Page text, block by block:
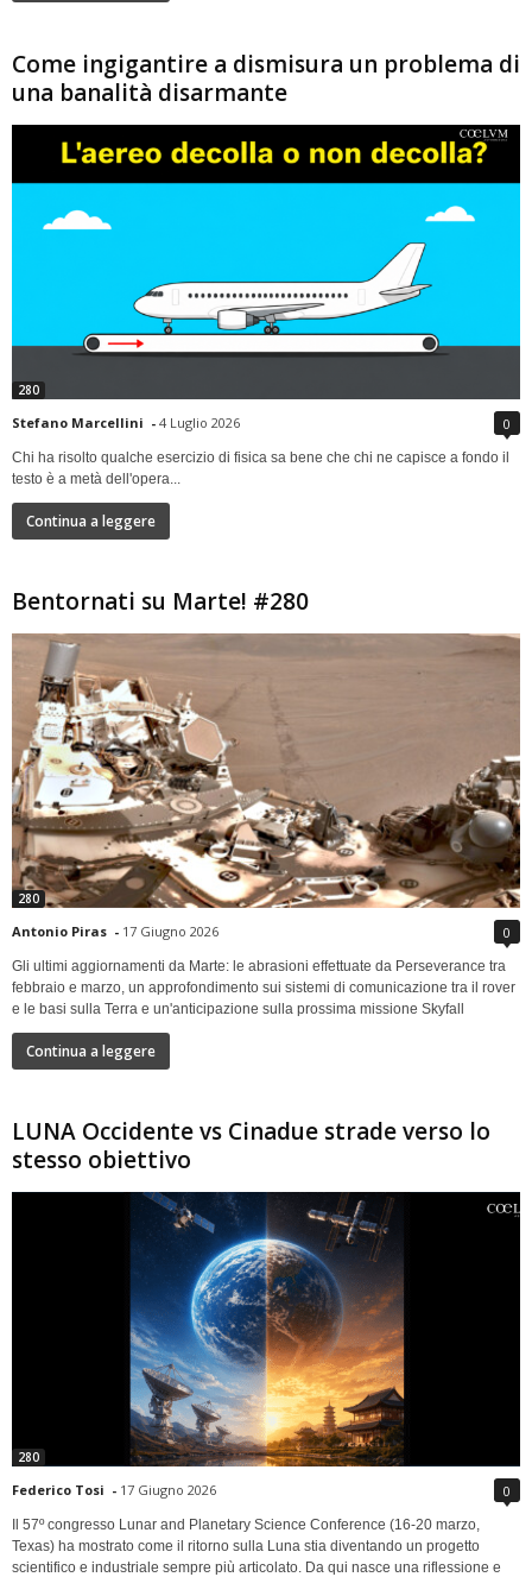
Come ingigantire a dismisura un problema di
una banalità disarmante
280
Stefano Marcellini - 4 Luglio 2026 0
Chi ha risolto qualche esercizio di fisica sa bene che chi ne capisce a fondo il
testo è a metà dell'opera...
Continua a leggere
Bentornati su Marte! #280
280
Antonio Piras - 17 Giugno 2026 0
Gli ultimi aggiornamenti da Marte: le abrasioni effettuate da Perseverance tra
febbraio e marzo, un approfondimento sui sistemi di comunicazione tra il rover
e le basi sulla Terra e un'anticipazione sulla prossima missione Skyfall
Continua a leggere
LUNA Occidente vs Cinadue strade verso lo
stesso obiettivo
280
Federico Tosi - 17 Giugno 2026 0
Il 57º congresso Lunar and Planetary Science Conference (16-20 marzo,
Texas) ha mostrato come il ritorno sulla Luna stia diventando un progetto
scientifico e industriale sempre più articolato. Da qui nasce una riflessione e